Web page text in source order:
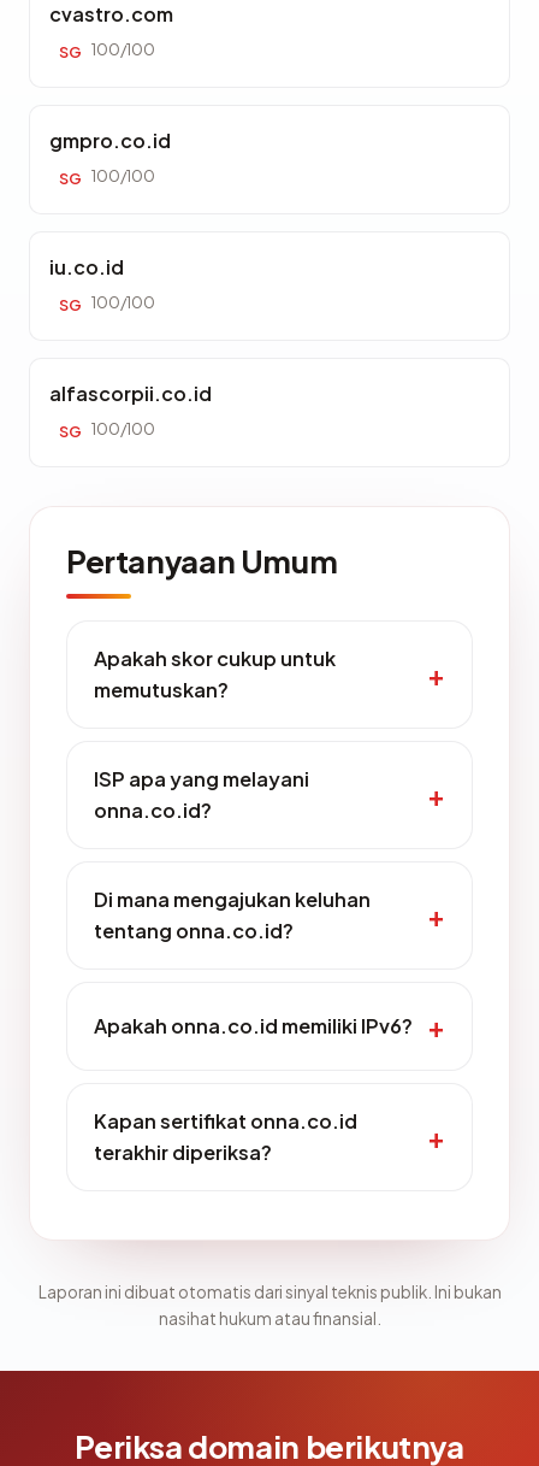
cvastro.com
SG 100/100
gmpro.co.id
SG 100/100
iu.co.id
SG 100/100
alfascorpii.co.id
SG 100/100
Pertanyaan Umum
Apakah skor cukup untuk
memutuskan?
ISP apa yang melayani
onna.co.id?
Di mana mengajukan keluhan
tentang onna.co.id?
Apakah onna.co.id memiliki IPv6?
Kapan sertifikat onna.co.id
terakhir diperiksa?
Laporan ini dibuat otomatis dari sinyal teknis publik. Ini bukan
nasihat hukum atau finansial.
Periksa domain berikutnya